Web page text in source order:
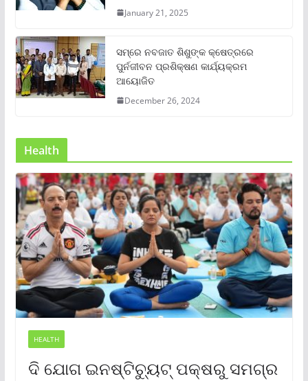
January 21, 2025
ସମ୍‌ରେ ନବଜାତ ଶିଶୁଙ୍କ କ୍ଷେତ୍ରରେ
ପୁର୍ନଜୀବନ ପ୍ରଶିକ୍ଷଣ କାର୍ଯ୍ୟକ୍ରମ
ଆୟୋଜିତ
December 26, 2024
Health
HEALTH
ଦି ଯୋଗ ଇନଷ୍ଟିଚ୍ୟୁଟ୍ ପକ୍ଷରୁ ସମଗ୍ର